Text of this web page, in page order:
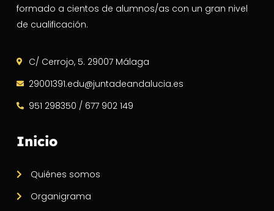
formado a cientos de alumnos/as con un gran nivel
de cualificación.
C/ Cerrojo, 5. 29007 Málaga
29001391.edu@juntadeandalucia.es
951 298350 / 677 902 149
Inicio
Quiénes somos
Organigrama